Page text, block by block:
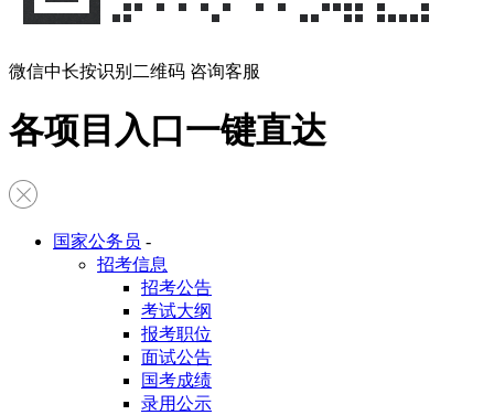
微信中长按识别二维码 咨询客服
各项目入口一键直达
国家公务员 -
招考信息
招考公告
考试大纲
报考职位
面试公告
国考成绩
录用公示